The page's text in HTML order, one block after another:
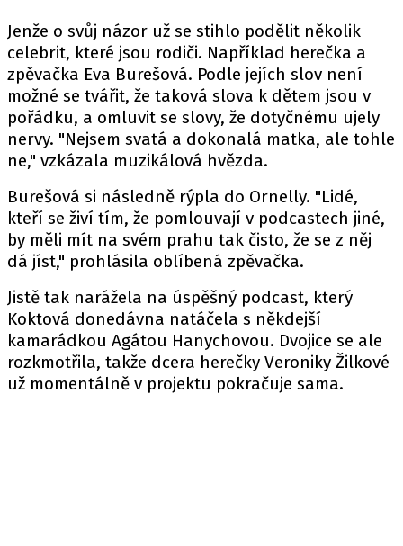
Jenže o svůj názor už se stihlo podělit několik
celebrit, které jsou rodiči. Například herečka a
zpěvačka Eva Burešová. Podle jejích slov není
možné se tvářit, že taková slova k dětem jsou v
pořádku, a omluvit se slovy, že dotyčnému ujely
nervy. "Nejsem svatá a dokonalá matka, ale tohle
ne," vzkázala muzikálová hvězda.
Burešová si následně rýpla do Ornelly. "Lidé,
kteří se živí tím, že pomlouvají v podcastech jiné,
by měli mít na svém prahu tak čisto, že se z něj
dá jíst," prohlásila oblíbená zpěvačka.
Jistě tak narážela na úspěšný podcast, který
Koktová donedávna natáčela s někdejší
kamarádkou Agátou Hanychovou. Dvojice se ale
rozkmotřila, takže dcera herečky Veroniky Žilkové
už momentálně v projektu pokračuje sama.